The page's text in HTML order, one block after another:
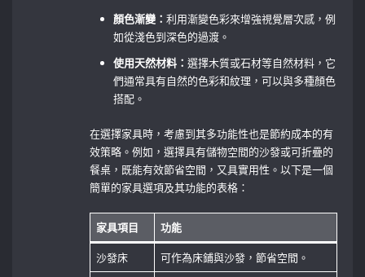
顏色漸變：利用漸變色彩來增強視覺層次感，例
如從淺色到深色的過渡。
使用天然材料：選擇木質或石材等自然材料，它
們通常具有自然的色彩和紋理，可以與多種顏色
搭配。
在選擇家具時，考慮到其多功能性也是節約成本的有
效策略。例如，選擇具有儲物空間的沙發或可折疊的
餐桌，既能有效節省空間，又具實用性。以下是一個
簡單的家具選項及其功能的表格：
家具項目 功能
沙發床
可作為床鋪與沙發，節省空間。